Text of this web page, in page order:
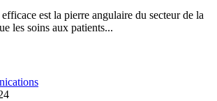
est la pierre angulaire du secteur de la
les soins aux patients...